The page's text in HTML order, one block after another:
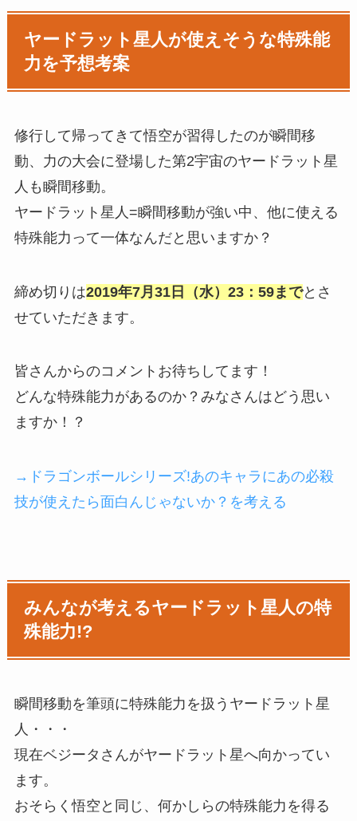
ヤードラット星人が使えそうな特殊能
力を予想考案
修行して帰ってきて悟空が習得したのが瞬間移
動、力の大会に登場した第2宇宙のヤードラット星
人も瞬間移動。
ヤードラット星人=瞬間移動が強い中、他に使える
特殊能力って一体なんだと思いますか？
締め切りは2019年7月31日（水）23：59までとさ
せていただきます。
皆さんからのコメントお待ちしてます！
どんな特殊能力があるのか？みなさんはどう思い
ますか！？
→ドラゴンボールシリーズ!あのキャラにあの必殺
技が使えたら面白んじゃないか？を考える
みんなが考えるヤードラット星人の特
殊能力!?
瞬間移動を筆頭に特殊能力を扱うヤードラット星
人・・・
現在ベジータさんがヤードラット星へ向かってい
ます。
おそらく悟空と同じ、何かしらの特殊能力を得る